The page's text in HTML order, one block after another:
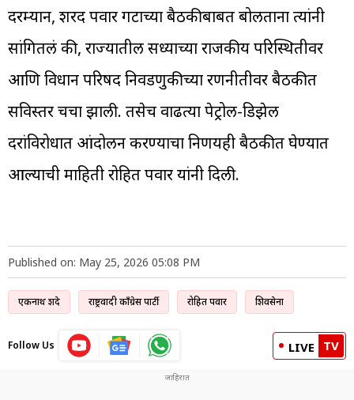
दरम्यान, शरद पवार गटाच्या बैठकीबाबत बोलताना त्यांनी
सांगितलं की, राज्यातील सध्याच्या राजकीय परिस्थितीवर
आणि विधान परिषद निवडणुकीच्या रणनीतीवर बैठकीत
सविस्तर चर्चा झाली. तसेच वाढत्या पेट्रोल-डिझेल
दरांविरोधात आंदोलन करण्याचा निर्णयही बैठकीत घेण्यात
आल्याची माहिती रोहित पवार यांनी दिली.
Published on: May 25, 2026 05:08 PM
एकनाथ शिंदे राष्ट्रवादी काँग्रेस पार्टी रोहित पवार शिवसेना
Follow Us LIVE TV